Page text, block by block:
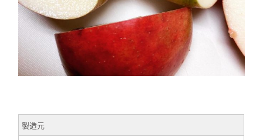
製造元